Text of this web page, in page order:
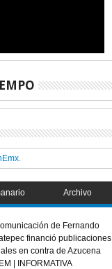
Archivo
de Fernando
financió publicaciones
en contra de Azucena
| INFORMATIVA